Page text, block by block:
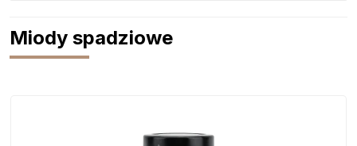
Miody spadziowe